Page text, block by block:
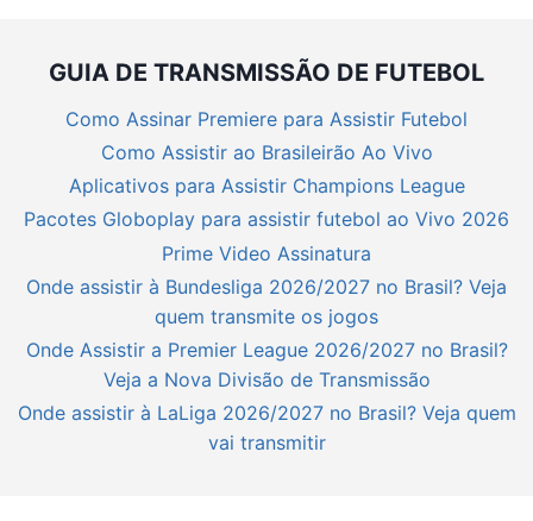
GUIA DE TRANSMISSÃO DE FUTEBOL
Como Assinar Premiere para Assistir Futebol
Como Assistir ao Brasileirão Ao Vivo
Aplicativos para Assistir Champions League
Pacotes Globoplay para assistir futebol ao Vivo 2026
Prime Video Assinatura
Onde assistir à Bundesliga 2026/2027 no Brasil? Veja
quem transmite os jogos
Onde Assistir a Premier League 2026/2027 no Brasil?
Veja a Nova Divisão de Transmissão
Onde assistir à LaLiga 2026/2027 no Brasil? Veja quem
vai transmitir